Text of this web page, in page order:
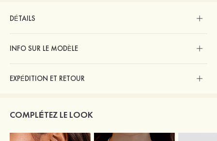
DÉTAILS
INFO SUR LE MODÈLE
EXPÉDITION ET RETOUR
COMPLÉTEZ LE LOOK